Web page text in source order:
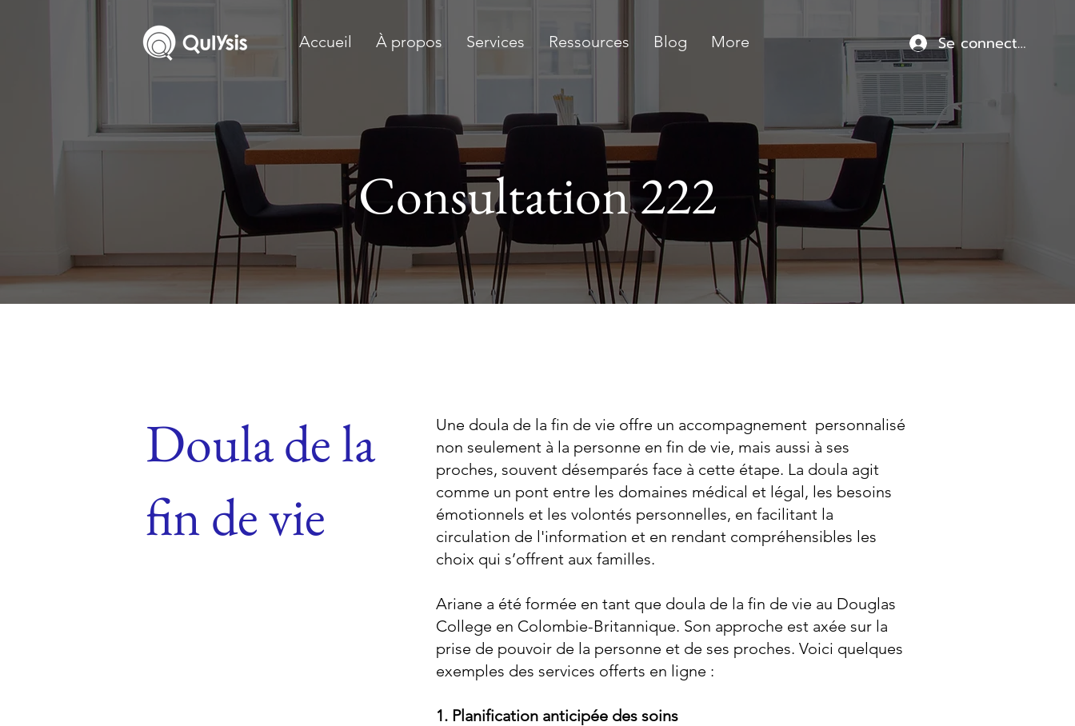
Se connecter
Accueil À propos Services Ressources Blog More
Consultation 222
Doula de la
fin de vie
Une doula de la fin de vie offre un accompagnement personnalisé
non seulement à la personne en fin de vie, mais aussi à ses
proches, souvent désemparés face à cette étape. La doula agit
comme un pont entre les domaines médical et légal, les besoins
émotionnels et les volontés personnelles, en facilitant la
circulation de l'information et en rendant compréhensibles les
choix qui s’offrent aux familles.
Ariane a été formée en tant que doula de la fin de vie au Douglas
College en Colombie-Britannique. Son approche est axée sur la
prise de pouvoir de la personne et de ses proches. Voici quelques
exemples des services offerts en ligne :
1. Planification anticipée des soins